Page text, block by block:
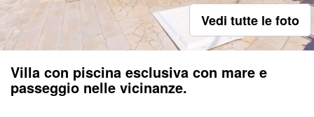
Vedi tutte le foto
Villa con piscina esclusiva con mare e
passeggio nelle vicinanze.